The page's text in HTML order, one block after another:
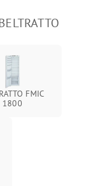
FMIC
1800